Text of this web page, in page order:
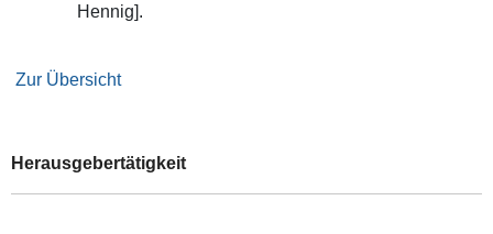
Hennig].
Zur Übersicht
Herausgebertätigkeit